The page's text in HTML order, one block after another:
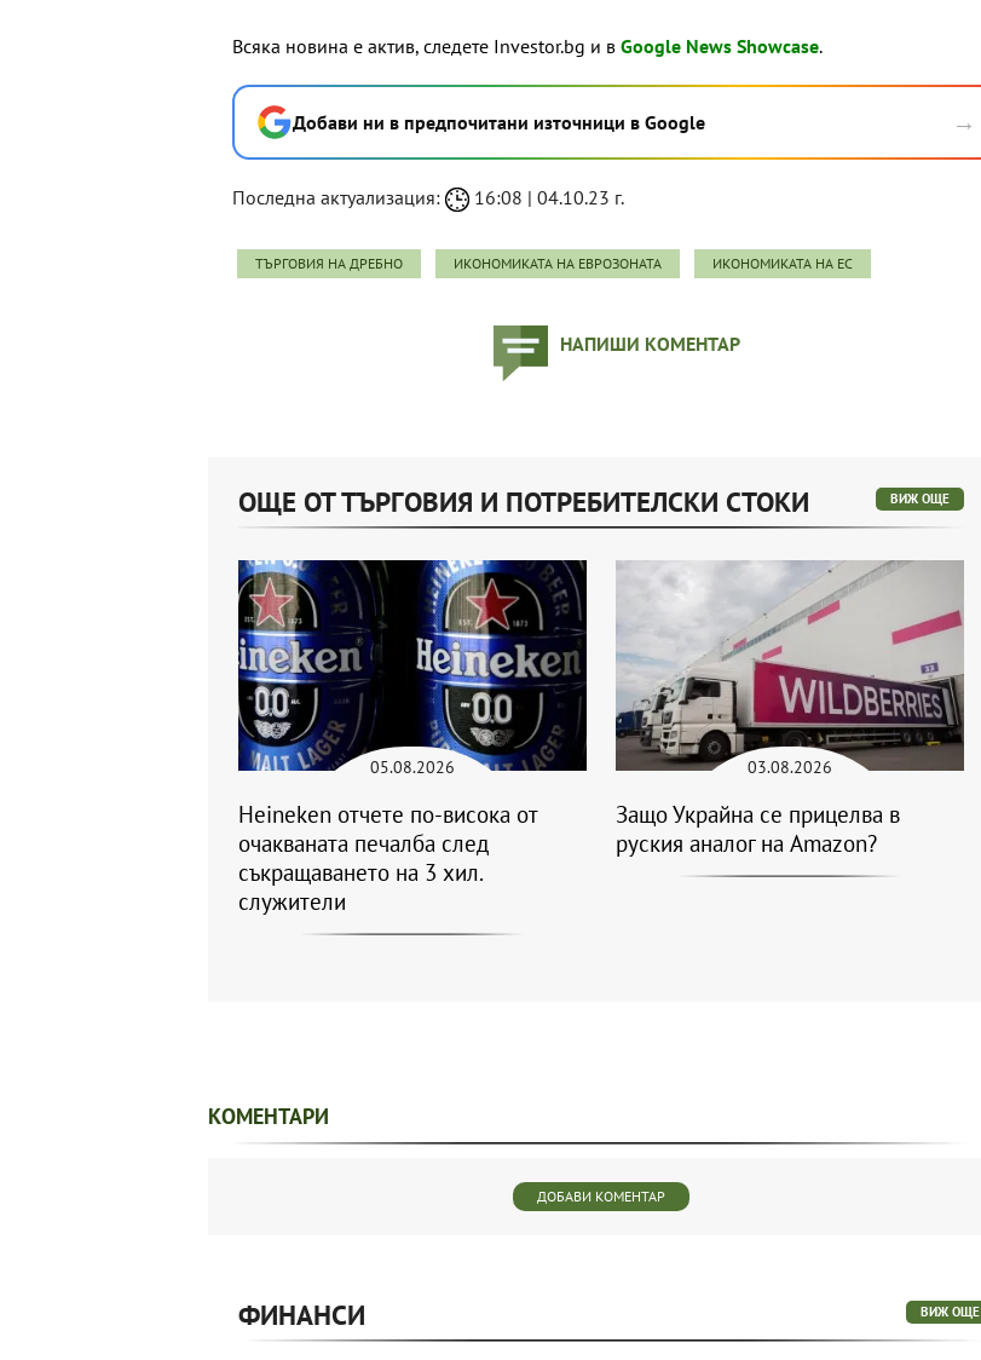
Всяка новина е актив, следете Investor.bg и в Google News Showcase.
Добави ни в предпочитани източници в Google →
Последна актуализация: 16:08 | 04.10.23 г.
ТЪРГОВИЯ НА ДРЕБНО ИКОНОМИКАТА НА ЕВРОЗОНАТА ИКОНОМИКАТА НА ЕС
НАПИШИ КОМЕНТАР
ОЩЕ ОТ ТЪРГОВИЯ И ПОТРЕБИТЕЛСКИ СТОКИ ВИЖ ОЩЕ
05.08.2026
Heineken отчете по-висока от
очакваната печалба след
съкращаването на 3 хил.
служители
03.08.2026
Защо Украйна се прицелва в
руския аналог на Amazon?
КОМЕНТАРИ
ДОБАВИ КОМЕНТАР
ФИНАНСИ ВИЖ ОЩЕ